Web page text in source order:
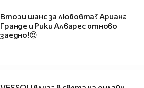
Втори шанс за любовта? Ариана
Гранде и Рики Алварес отново
заедно!😍